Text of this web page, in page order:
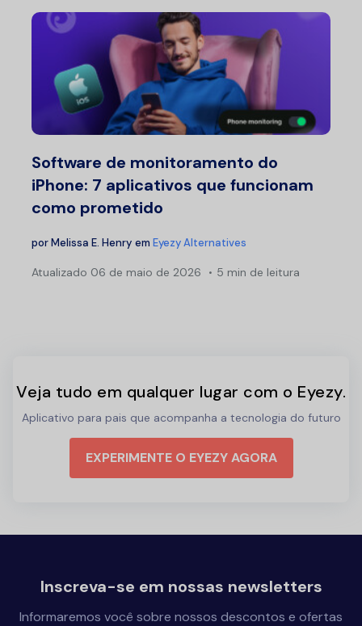
Software de monitoramento do
iPhone: 7 aplicativos que funcionam
como prometido
porMelissa E. Henry em Eyezy Alternatives
Atualizado 06 de maio de 2026 5 min de leitura
Veja tudo em qualquer lugar com o Eyezy.
Aplicativo para pais que acompanha a tecnologia do futuro
EXPERIMENTE O EYEZY AGORA
Inscreva-se em nossas newsletters
Informaremos você sobre nossos descontos e ofertas